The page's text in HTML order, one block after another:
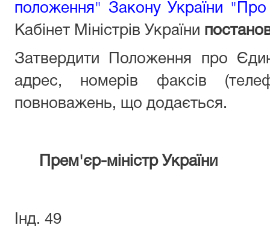
положення" Закону України "Про
Кабінет Міністрів України
Затвердити Положення про
адрес, номерів факсів
повноважень, що додається.
Прем'єр-міністр України
Інд. 49